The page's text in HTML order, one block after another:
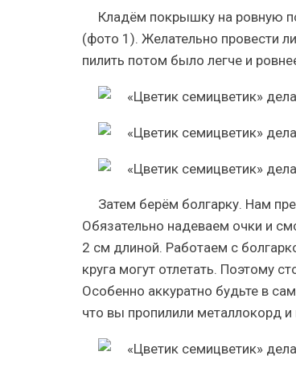
Кладём покрышку на ровную
(фото 1). Желательно провести
пилить потом было легче и
Затем берём болгарку. Нам
Обязательно надеваем очки и
2 см длиной. Работаем с
круга могут отлетать. Поэтому
Особенно аккуратно будьте в
что вы пропилили металлокорд